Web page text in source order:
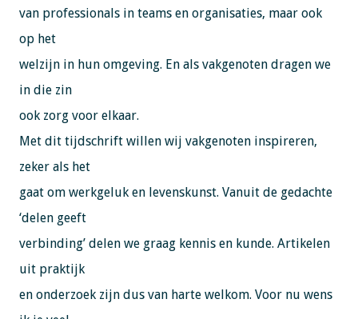
van professionals in teams en organisaties, maar ook
op het
welzijn in hun omgeving. En als vakgenoten dragen we
in die zin
ook zorg voor elkaar.
Met dit tijdschrift willen wij vakgenoten inspireren,
zeker als het
gaat om werkgeluk en levenskunst. Vanuit de gedachte
‘delen geeft
verbinding’ delen we graag kennis en kunde. Artikelen
uit praktijk
en onderzoek zijn dus van harte welkom. Voor nu wens